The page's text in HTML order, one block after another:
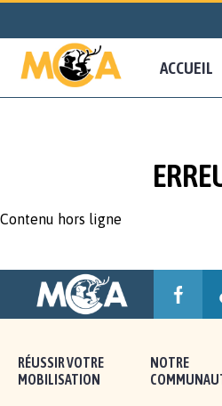
ACCUEIL
Contenu hors ligne
RÉUSSIR VOTRE
MOBILISATION
NOTRE